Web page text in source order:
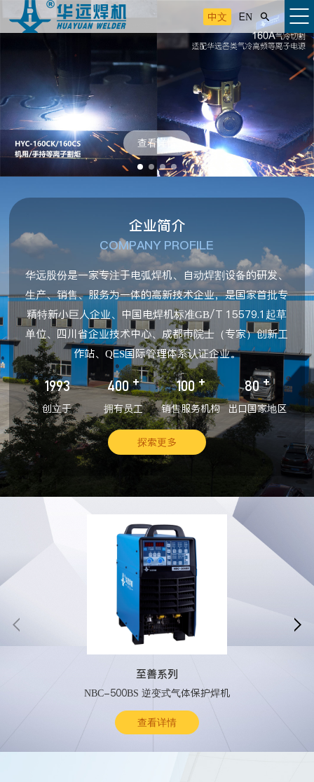
中文 EN 
查看详情
企业简介
COMPANY PROFILE
华远股份是一家专注于电弧焊机、自动焊割设备的研发、
生产、销售、服务为一体的高新技术企业，是国家首批专
精特新小巨人企业、中国电焊机标准GB/T 15579.1起草
单位、四川省企业技术中心、成都市院士（专家）创新工
作站、QES国际管理体系认证企业。
1993
创立于
400 +
拥有员工
100 +
销售服务机构
80 +
出口国家地区
探索更多
至善系列
NBC-500BS 逆变式气体保护焊机
查看详情
 